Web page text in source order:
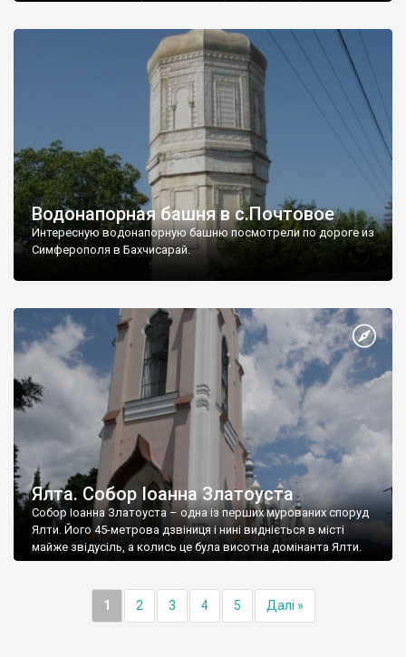
Водонапорная башня в с.Почтовое
Интересную водонапорную башню посмотрели по дороге из
Симферополя в Бахчисарай.
Ялта. Собор Іоанна Златоуста
Собор Іоанна Златоуста – одна із перших мурованих споруд
Ялти. Його 45-метрова дзвіниця і нині видніється в місті
майже звідусіль, а колись це була висотна домінанта Ялти.
1 2 3 4 5 Далі »